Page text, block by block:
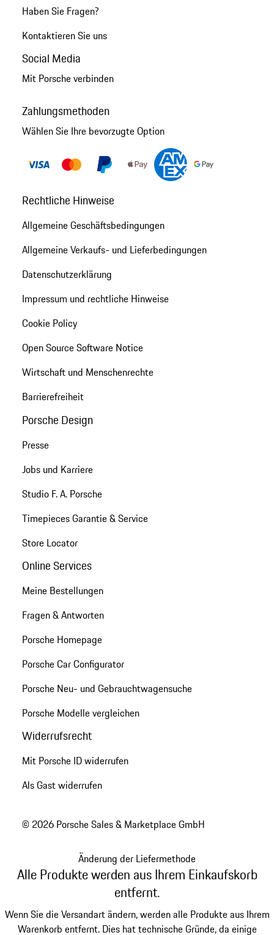
Haben Sie Fragen?
Kontaktieren Sie uns
Social Media
Mit Porsche verbinden
Zahlungsmethoden
Wählen Sie Ihre bevorzugte Option
Rechtliche Hinweise
Allgemeine Geschäftsbedingungen
Allgemeine Verkaufs- und Lieferbedingungen
Datenschutzerklärung
Impressum und rechtliche Hinweise
Cookie Policy
Open Source Software Notice
Wirtschaft und Menschenrechte
Barrierefreiheit
Porsche Design
Presse
Jobs und Karriere
Studio F. A. Porsche
Timepieces Garantie & Service
Store Locator
Online Services
Meine Bestellungen
Fragen & Antworten
Porsche Homepage
Porsche Car Configurator
Porsche Neu- und Gebrauchtwagensuche
Porsche Modelle vergleichen
Widerrufsrecht
Mit Porsche ID widerrufen
Als Gast widerrufen
© 2026 Porsche Sales & Marketplace GmbH
Änderung der Liefermethode
Alle Produkte werden aus Ihrem Einkaufskorb
entfernt.
Wenn Sie die Versandart ändern, werden alle Produkte aus Ihrem
Warenkorb entfernt. Dies hat technische Gründe, da einige